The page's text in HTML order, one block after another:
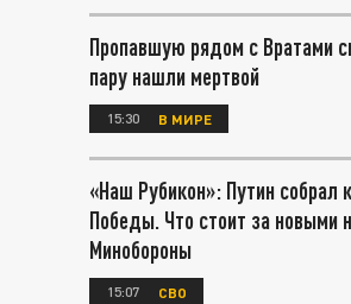
Пропавшую рядом с Вратами
пару нашли мертвой
15:30 В МИРЕ
«Наш Рубикон»: Путин собрал
Победы. Что стоит за новыми
Минобороны
15:07 СВО